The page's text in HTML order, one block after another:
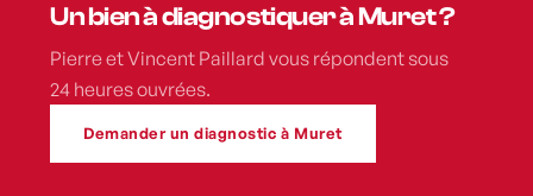
Un bien à diagnostiquer à Muret ?
Pierre et Vincent Paillard vous répondent sous
24 heures ouvrées.
Demander un diagnostic à Muret